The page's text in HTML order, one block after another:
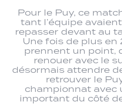
Pour le Puy, ce
tant l’équipe
repasser devant au
Une fois de plus
prennent un point,
renouer avec le
désormais attendre
retrouver le
championnat avec
important du côté